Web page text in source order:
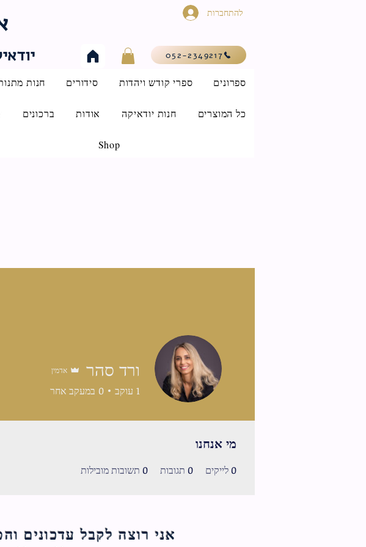
להתחברות
052-2349217
חנות סידורים ספרי קודש ויהדות ספרונים
ברכונים אודות חנות יודאיקה כל המוצרים
Shop
פרופיל
תאריך הצטרפות: 1 בפבר׳ 2021
מי אנחנו
0לייקים 0 תגובות 0 תשובות מובילות
ורד סהר אדמין
1 עוקב 0 במעקב אחר
אני רוצה לקבל עדכונים והטבות ולקבל 10%